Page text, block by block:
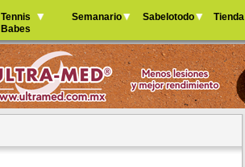
Jump to navigation
Tennis
Babes
Semanario Sabelotodo Tienda